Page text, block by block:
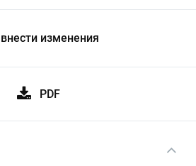
внести изменения
PDF